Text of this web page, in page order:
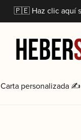
🇵🇪 Haz clic aquí
Carta personalizada ✍️